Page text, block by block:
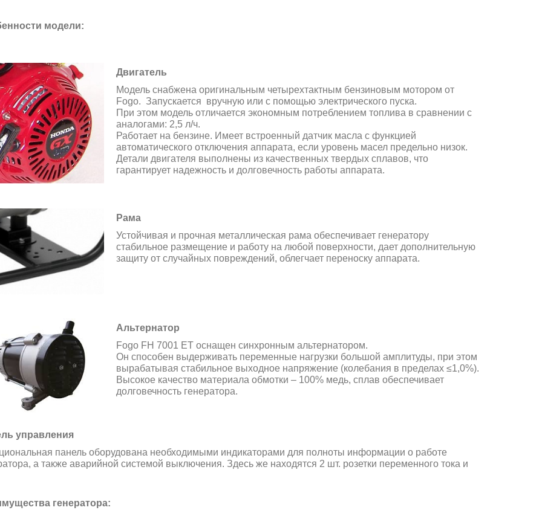
модели:
Двигатель
Модель снабжена оригинальным четырехтактным бензиновым мотором от
Fogo. Запускается вручную или с помощью электрического пуска.
При этом модель отличается экономным потреблением топлива в сравнении с
аналогами: 2,5 л/ч.
Работает на бензине. Имеет встроенный датчик масла с функцией
автоматического отключения аппарата, если уровень масел предельно низок.
Детали двигателя выполнены из качественных твердых сплавов, что
гарантирует надежность и долговечность работы аппарата.
Рама
Устойчивая и прочная металлическая рама обеспечивает генератору
стабильное размещение и работу на любой поверхности, дает дополнительную
защиту от случайных повреждений, облегчает переноску аппарата.
Альтернатор
Fogo FH 7001 ET оснащен синхронным альтернатором.
Он способен выдерживать переменные нагрузки большой амплитуды, при этом
вырабатывая стабильное выходное напряжение (колебания в пределах ≤1,0%).
Высокое качество материала обмотки – 100% медь, сплав обеспечивает
долговечность генератора.
управления
панель оборудована необходимыми индикаторами для полноты информации о работе
а также аварийной системой выключения. Здесь же находятся 2 шт. розетки переменного тока и
генератора: